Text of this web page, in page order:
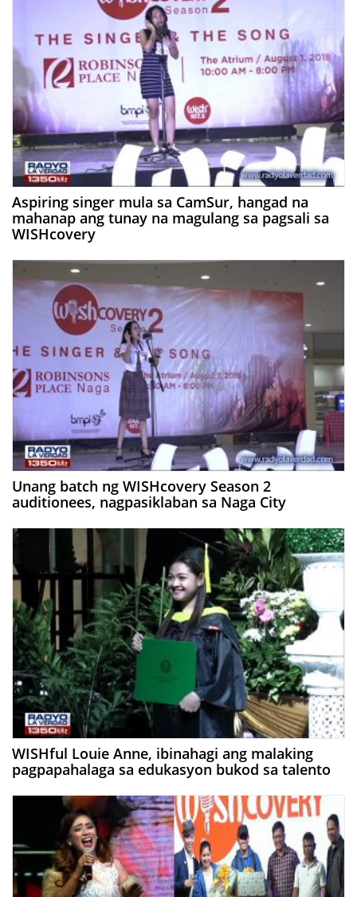
Aspiring singer mula sa CamSur, hangad na
mahanap ang tunay na magulang sa pagsali sa
WISHcovery
Unang batch ng WISHcovery Season 2
auditionees, nagpasiklaban sa Naga City
WISHful Louie Anne, ibinahagi ang malaking
pagpapahalaga sa edukasyon bukod sa talento